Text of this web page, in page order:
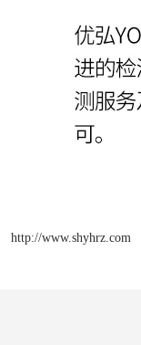
http://www.shyhrz.com